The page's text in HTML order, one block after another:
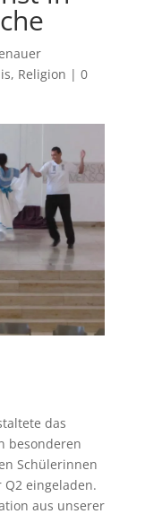
, Religion | 0
das
besonderen
Schülerinnen
eingeladen.
aus unserer